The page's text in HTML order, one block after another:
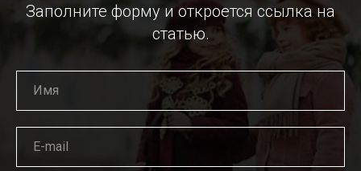
Заполните форму и откроется ссылка на
статью.